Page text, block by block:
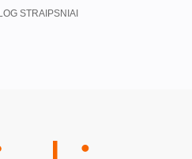
STRAIPSNIAI